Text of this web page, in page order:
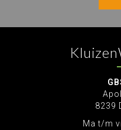
8239
Ma t/m